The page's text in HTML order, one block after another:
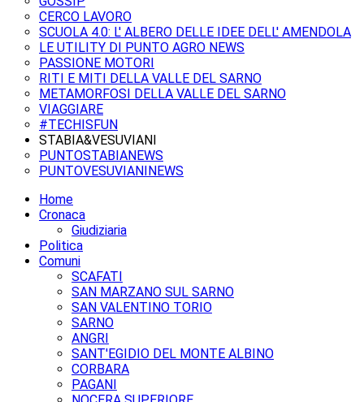
CERCO LAVORO
SCUOLA 4.0: L' ALBERO DELLE IDEE DELL' AMENDOLA
LE UTILITY DI PUNTO AGRO NEWS
PASSIONE MOTORI
RITI E MITI DELLA VALLE DEL SARNO
METAMORFOSI DELLA VALLE DEL SARNO
VIAGGIARE
#TECHISFUN
STABIA&VESUVIANI
PUNTOSTABIANEWS
PUNTOVESUVIANINEWS
Home
Cronaca
Giudiziaria
Politica
Comuni
SCAFATI
SAN MARZANO SUL SARNO
SAN VALENTINO TORIO
SARNO
ANGRI
SANT'EGIDIO DEL MONTE ALBINO
CORBARA
PAGANI